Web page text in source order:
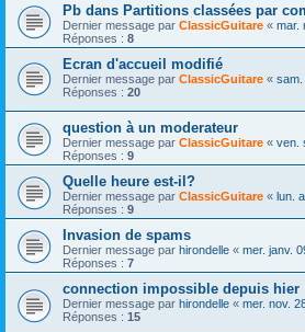
Pb dans Partitions classées par
Dernier message par ClassicGuitare « mar.
Réponses : 8
Ecran d'accueil modifié
Dernier message par ClassicGuitare « sam.
Réponses : 20
question à un moderateur
Dernier message par ClassicGuitare « ven.
Réponses : 9
Quelle heure est-il?
Dernier message par ClassicGuitare « lun.
Réponses : 9
Invasion de spams
Dernier message par hirondelle « mer. janv.
Réponses : 7
connection impossible depuis hier
Dernier message par hirondelle « mer. nov.
Réponses : 15